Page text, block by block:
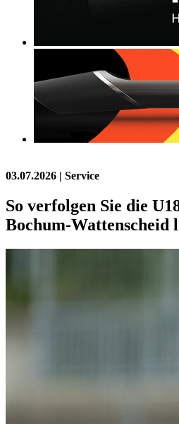
03.07.2026 | Service
So verfolgen Sie die
Bochum-Wattenscheid